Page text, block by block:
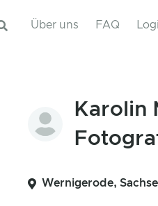
Über uns FAQ
Karolin
Wernigerode,